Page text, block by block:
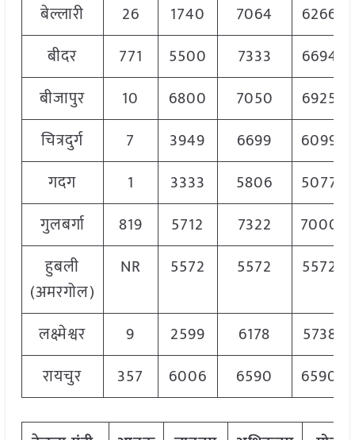
बेल्लारी 26 1740 7064
6266
बीदर
771 5500 7333
6694
बीजापुर
10 6800 7050
6925
चित्रदुर्ग
7 3949 6699
6099
गदग
1 3333 5806
5077
गुलबर्गा
819 5712 7322
7000
हुबली
(अमरगोल)
NR 5572 5572 5572
लक्ष्मेश्वर 9 2599 6178
5738
रायचुर
357 6006 6590 6590